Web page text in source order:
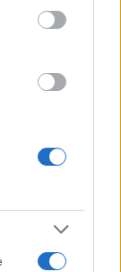
including but
may click to
tags to